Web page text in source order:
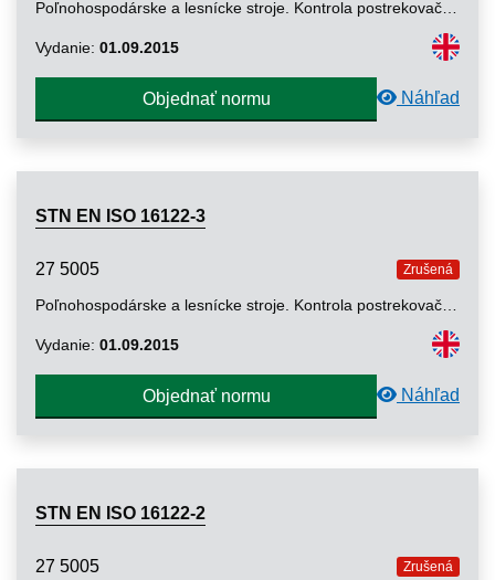
Vydanie: 01.09.2015
Objednať normu Náhľad
STN EN ISO 16122-3
27 5005 Zrušená
Vydanie: 01.09.2015
Objednať normu Náhľad
STN EN ISO 16122-2
27 5005 Zrušená